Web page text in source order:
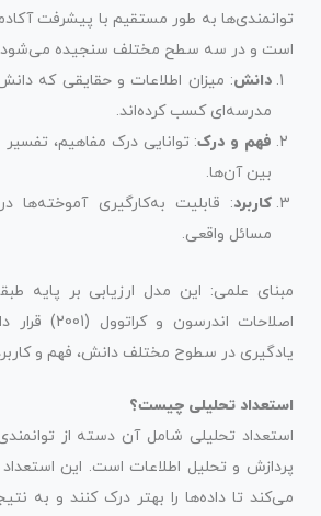
توانمندی‌ها به طور مستقیم با پیشرفت
است و در سه سطح مختلف سنجیده
دانش: میزان اطلاعات و حقایقی که
مدرسه‌ای کسب کرده‌اند.
فهم و درک: توانایی درک مفاهیم،
بین آن‌ها.
کاربرد: قابلیت به‌کارگیری آموخته‌ها
مسائل واقعی.
اصلاحات
یادگیری در سطوح مختلف دانش، فهم و
استعداد تحلیلی چیست؟
استعداد تحلیلی شامل آن دسته از
پردازش و تحلیل اطلاعات است. این
می‌کند تا داده‌ها را بهتر درک کنند و به